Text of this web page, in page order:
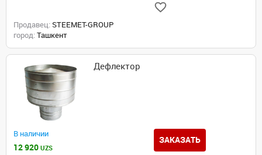
Продавец: STEEMET-GROUP
город: Ташкент
Дефлектор
В наличии
12 920 UZS
ЗАКАЗАТЬ